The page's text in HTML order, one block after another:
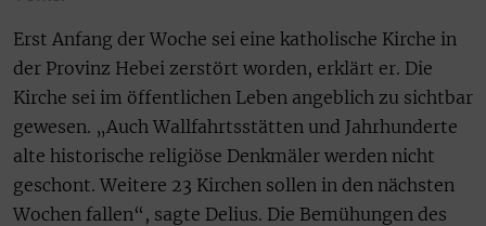
Erst Anfang der Woche sei eine katholische Kirche in
der Provinz Hebei zerstört worden, erklärt er. Die
Kirche sei im öffentlichen Leben angeblich zu sichtbar
gewesen. „Auch Wallfahrtsstätten und Jahrhunderte
alte historische religiöse Denkmäler werden nicht
geschont. Weitere 23 Kirchen sollen in den nächsten
Wochen fallen“, sagte Delius. Die Bemühungen des